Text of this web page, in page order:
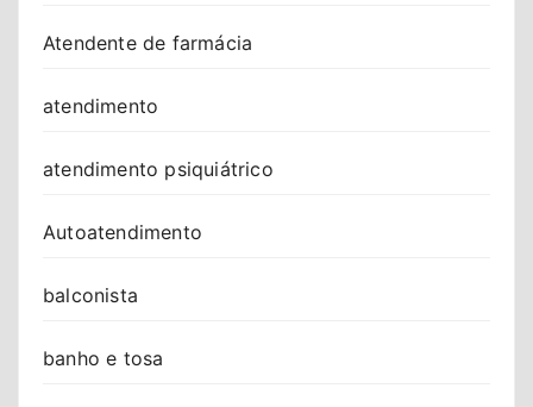
Atendente de farmácia
atendimento
atendimento psiquiátrico
Autoatendimento
balconista
banho e tosa